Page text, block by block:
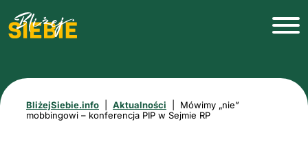
BliżejSiebie.info Aktualności
Mówimy „nie”
mobbingowi – konferencja PIP w Sejmie RP